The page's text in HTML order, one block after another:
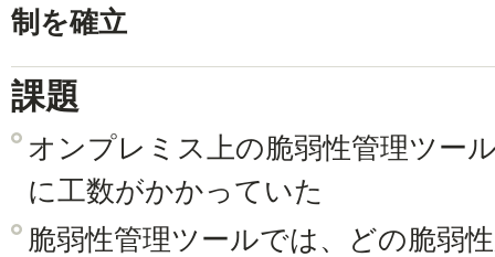
制を確立
課題
オンプレミス上の脆弱性管理ツー
に工数がかかっていた
脆弱性管理ツールでは、どの脆弱